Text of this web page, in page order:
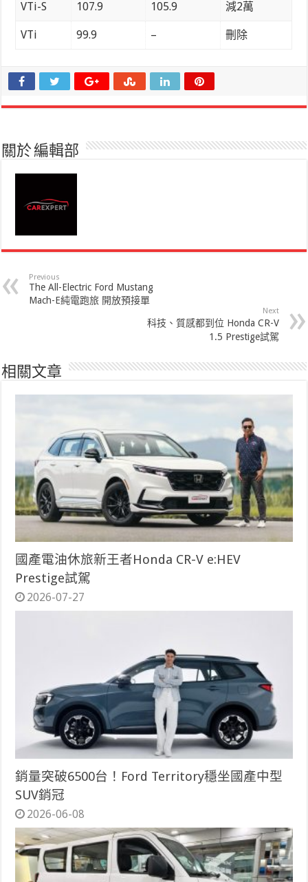
VTi-S 107.9 105.9 減2萬
VTi 99.9 – 刪除
關於 編輯部
Previous
The All-Electric Ford Mustang
Mach-E純電跑旅 開放預接單
Next
科技、質感都到位 Honda CR-V
1.5 Prestige試駕
相關文章
國產電油休旅新王者Honda CR-V e:HEV
Prestige試駕
2026-07-27
銷量突破6500台！Ford Territory穩坐國產中型
SUV銷冠
2026-06-08